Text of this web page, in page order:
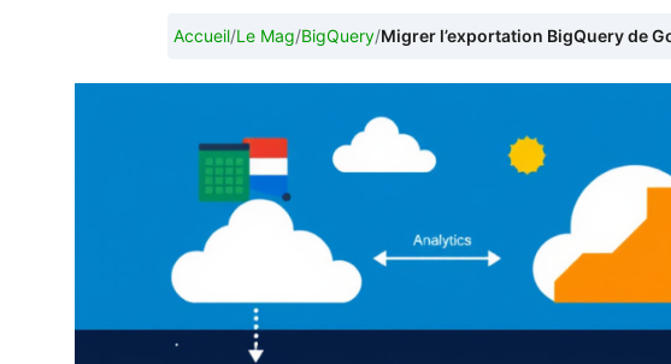
Accueil/Le Mag/BigQuery/Migrer l’exportation BigQuery de